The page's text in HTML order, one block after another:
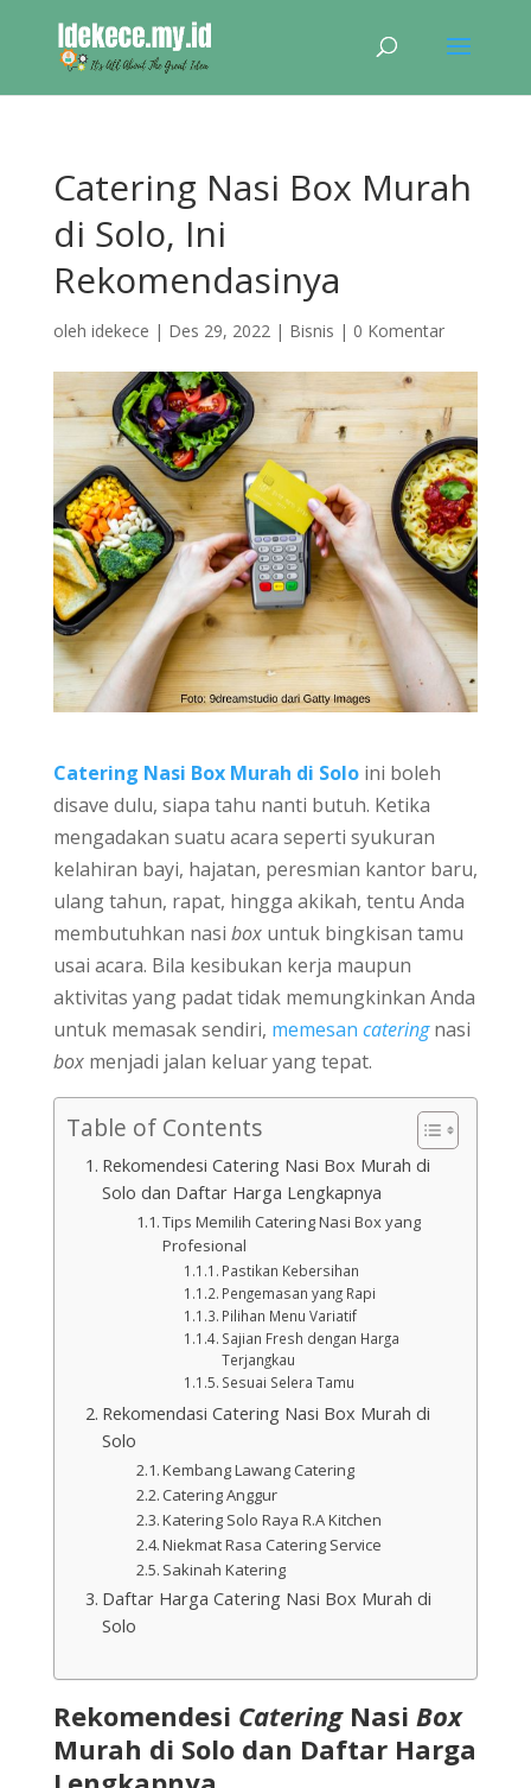
Catering Nasi Box Murah
di Solo, Ini
Rekomendasinya
oleh idekece | Des 29, 2022| Bisnis | 0 Komentar
Catering Nasi Box Murah di Soloini boleh
disave dulu, siapa tahu nanti butuh. Ketika
mengadakan suatu acara seperti syukuran
kelahiran bayi, hajatan, peresmian kantor baru,
ulang tahun, rapat, hingga akikah, tentu Anda
membutuhkan nasi boxuntuk bingkisan tamu
usai acara. Bila kesibukan kerja maupun
aktivitas yang padat tidak memungkinkan Anda
untuk memasak sendiri, memesan cateringnasi
box menjadi jalan keluar yang tepat.
Table of Contents
Rekomendesi Catering Nasi Box Murah di
Solo dan Daftar Harga Lengkapnya
Tips Memilih Catering Nasi Box yang
Profesional
Pastikan Kebersihan
Pengemasan yang Rapi
Pilihan Menu Variatif
Sajian Fresh dengan Harga
Terjangkau
Sesuai Selera Tamu
Rekomendasi Catering Nasi Box Murah di
Solo
Kembang Lawang Catering
Catering Anggur
Katering Solo Raya R.A Kitchen
Niekmat Rasa Catering Service
Sakinah Katering
Daftar Harga Catering Nasi Box Murah di
Solo
Rekomendesi CateringNasi Box
Murah di Solo dan Daftar Harga